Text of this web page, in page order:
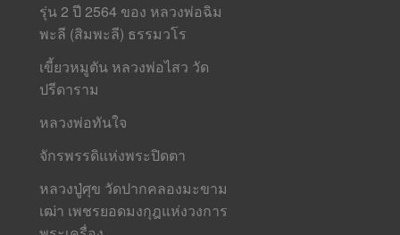
รุ่น 2 ปี 2564 ของ หลวงพ่อฉิม
พะลี (สิมพะลี) ธรรมวโร
เขี้ยวหมูตัน หลวงพ่อไสว วัด
ปรีดาราม
หลวงพ่อทันใจ
จักรพรรดิแห่งพระปิดตา
หลวงปู่ศุข วัดปากคลองมะขาม
เฒ่า เพชรยอดมงกุฎแห่งวงการ